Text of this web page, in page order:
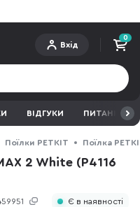
Вхід
0
ВІДГУКИ ПИТАННЯ ТА
Поїлки PETKIT Поїлка
2 White (P4116
Є в наявності